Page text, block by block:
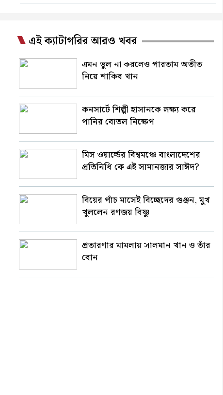
এই ক্যাটাগরির আরও খবর
এমন ভুল না করলেও পারতাম অতীত
নিয়ে শাকিব খান
কনসার্টে শিল্পী হাসানকে লক্ষ্য করে
পানির বোতল নিক্ষেপ
মিস ওয়ার্ল্ডের বিশ্বমঞ্চে বাংলাদেশের
প্রতিনিধি কে এই সামানজার সাঈদ?
বিয়ের পাঁচ মাসেই বিচ্ছেদের গুঞ্জন, মুখ
খুললেন রণজয় বিষ্ণু
প্রতারণার মামলায় সালমান খান ও তাঁর
বোন